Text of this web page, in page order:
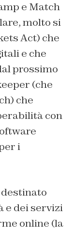
e Match
molto si
Act) che
e che
prossimo
(che
che
con
i
e dei servizi
online (la